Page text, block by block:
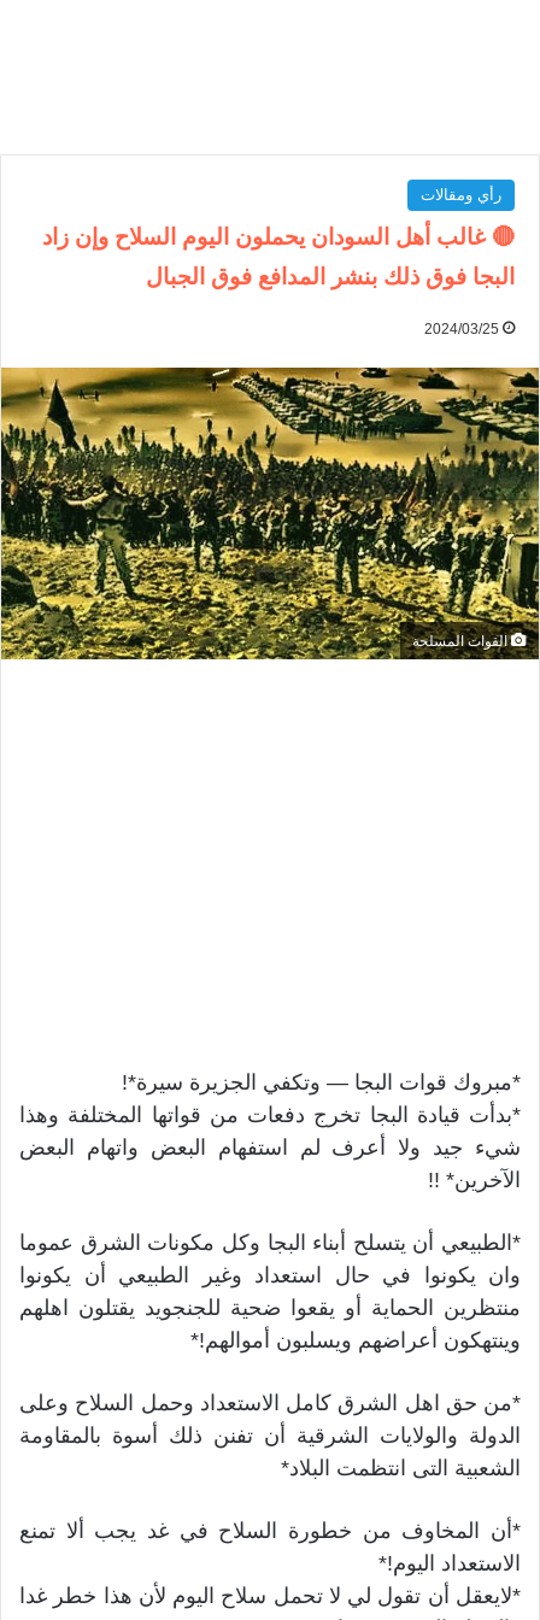
رأي ومقالات
🔴 غالب أهل السودان يحملون اليوم السلاح وإن زاد
البجا فوق ذلك بنشر المدافع فوق الجبال
2024/03/25
القوات المسلحة
*مبروك قوات البجا — وتكفي الجزيرة سيرة*!
*بدأت قيادة البجا تخرج دفعات من قواتها المختلفة وهذا
شيء جيد ولا أعرف لم استفهام البعض واتهام البعض
الآخرين* !!
*الطبيعي أن يتسلح أبناء البجا وكل مكونات الشرق عموما
وان يكونوا في حال استعداد وغير الطبيعي أن يكونوا
منتظرين الحماية أو يقعوا ضحية للجنجويد يقتلون اهلهم
وينتهكون أعراضهم ويسلبون أموالهم!*
*من حق اهل الشرق كامل الاستعداد وحمل السلاح وعلى
الدولة والولايات الشرقية أن تفنن ذلك أسوة بالمقاومة
الشعبية التى انتظمت البلاد*
*أن المخاوف من خطورة السلاح في غد يجب ألا تمنع
الاستعداد اليوم!*
*لايعقل أن تقول لي لا تحمل سلاح اليوم لأن هذا خطر غدا